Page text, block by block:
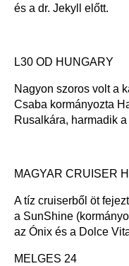
és a dr. Jekyll előtt.
L30 OD HUNGARY
Nagyon szoros volt a
Csaba kormányozta
Rusalkára, harmadik
MAGYAR CRUISER
A tíz cruiserből öt
a SunShine
az Ónix és a Dolce
MELGES 24